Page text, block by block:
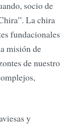
socio de
La chira
fundacionales
misión de
de nuestro
y